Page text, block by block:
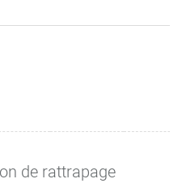
de rattrapage